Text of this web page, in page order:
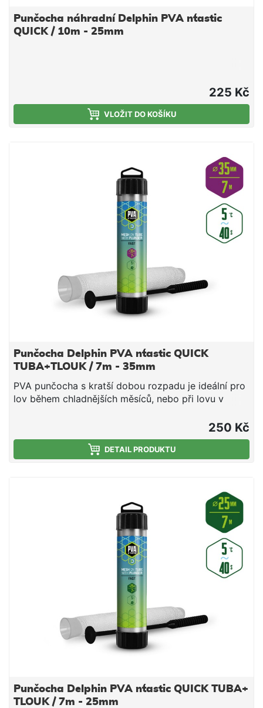
Punčocha náhradní Delphin PVA n´tastic
QUICK / 10m - 25mm
225 Kč
VLOŽIT DO KOŠÍKU
Punčocha Delphin PVA n´tastic QUICK
TUBA+TLOUK / 7m - 35mm
PVA punčocha s kratší dobou rozpadu je ideální pro
lov během chladnějších měsíců, nebo při lovu v
dnu. Jedná se o vysoce kvalitní produkt, při kterém
díky důkladnému pletení nedochází ke svévolnému
trhání punčochy a zároveň se výborně plní i velmi
jemnými částicemi, čímž budete moci spolu s
návnadu přímo na montáži. Součástí balení je tuba a
tlouk, které umožňují snadné plnění punčochy
vnadící směsí. PVA punčocha se po čase přímo
úměrném teplotě vody rozpustí a tak uvolní krmnou
směs v bezprostřední blízkosti nástrahy, čímž
výrazně zvýší její atraktivnost pro kaprovité ryby.
Upozornění: PVA produkty jsou vodou rozpustné,
manipulujte s nimi proto jen se suchýma rukama, aby
nedošlo k jejich deformaci či poškození. Technické
parametry: Průměr: 35mm (široká) Délka: 7m Doba
rozpustnosti: cca 40s/5°C voda
250 Kč
DETAIL PRODUKTU
Punčocha Delphin PVA n´tastic QUICK TUBA+
TLOUK / 7m - 25mm